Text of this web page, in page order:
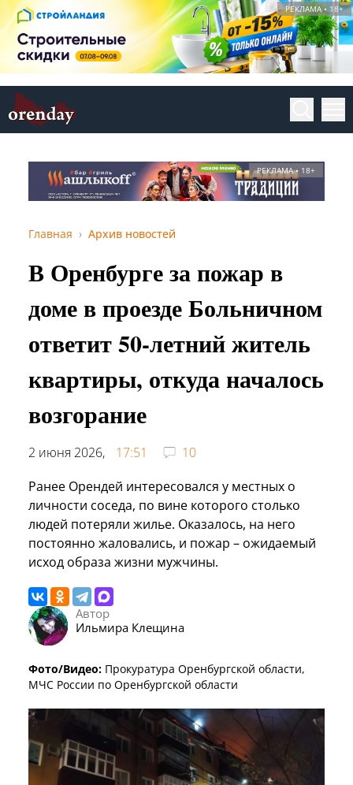
РЕКЛАМА • 18+
РЕКЛАМА • 18+
Главная Архив новостей
В Оренбурге за пожар в
доме в проезде Больничном
ответит 50-летний житель
квартиры, откуда началось
возгорание
2 июня 2026, 17:51
10
Ранее Орендей интересовался у местных о
личности соседа, по вине которого столько
людей потеряли жилье. Оказалось, на него
постоянно жаловались, и пожар – ожидаемый
исход образа жизни мужчины.
Автор
Ильмира Клещина
Фото/Видео: Прокуратура Оренбургской области,
МЧС России по Оренбургской области